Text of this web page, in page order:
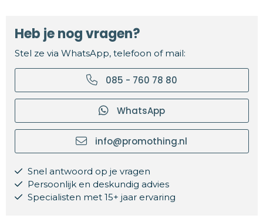
Heb je nog vragen?
Stel ze via WhatsApp, telefoon of mail:
085 - 760 78 80
WhatsApp
info@promothing.nl
Snel antwoord op je vragen
Persoonlijk en deskundig advies
Specialisten met 15+ jaar ervaring